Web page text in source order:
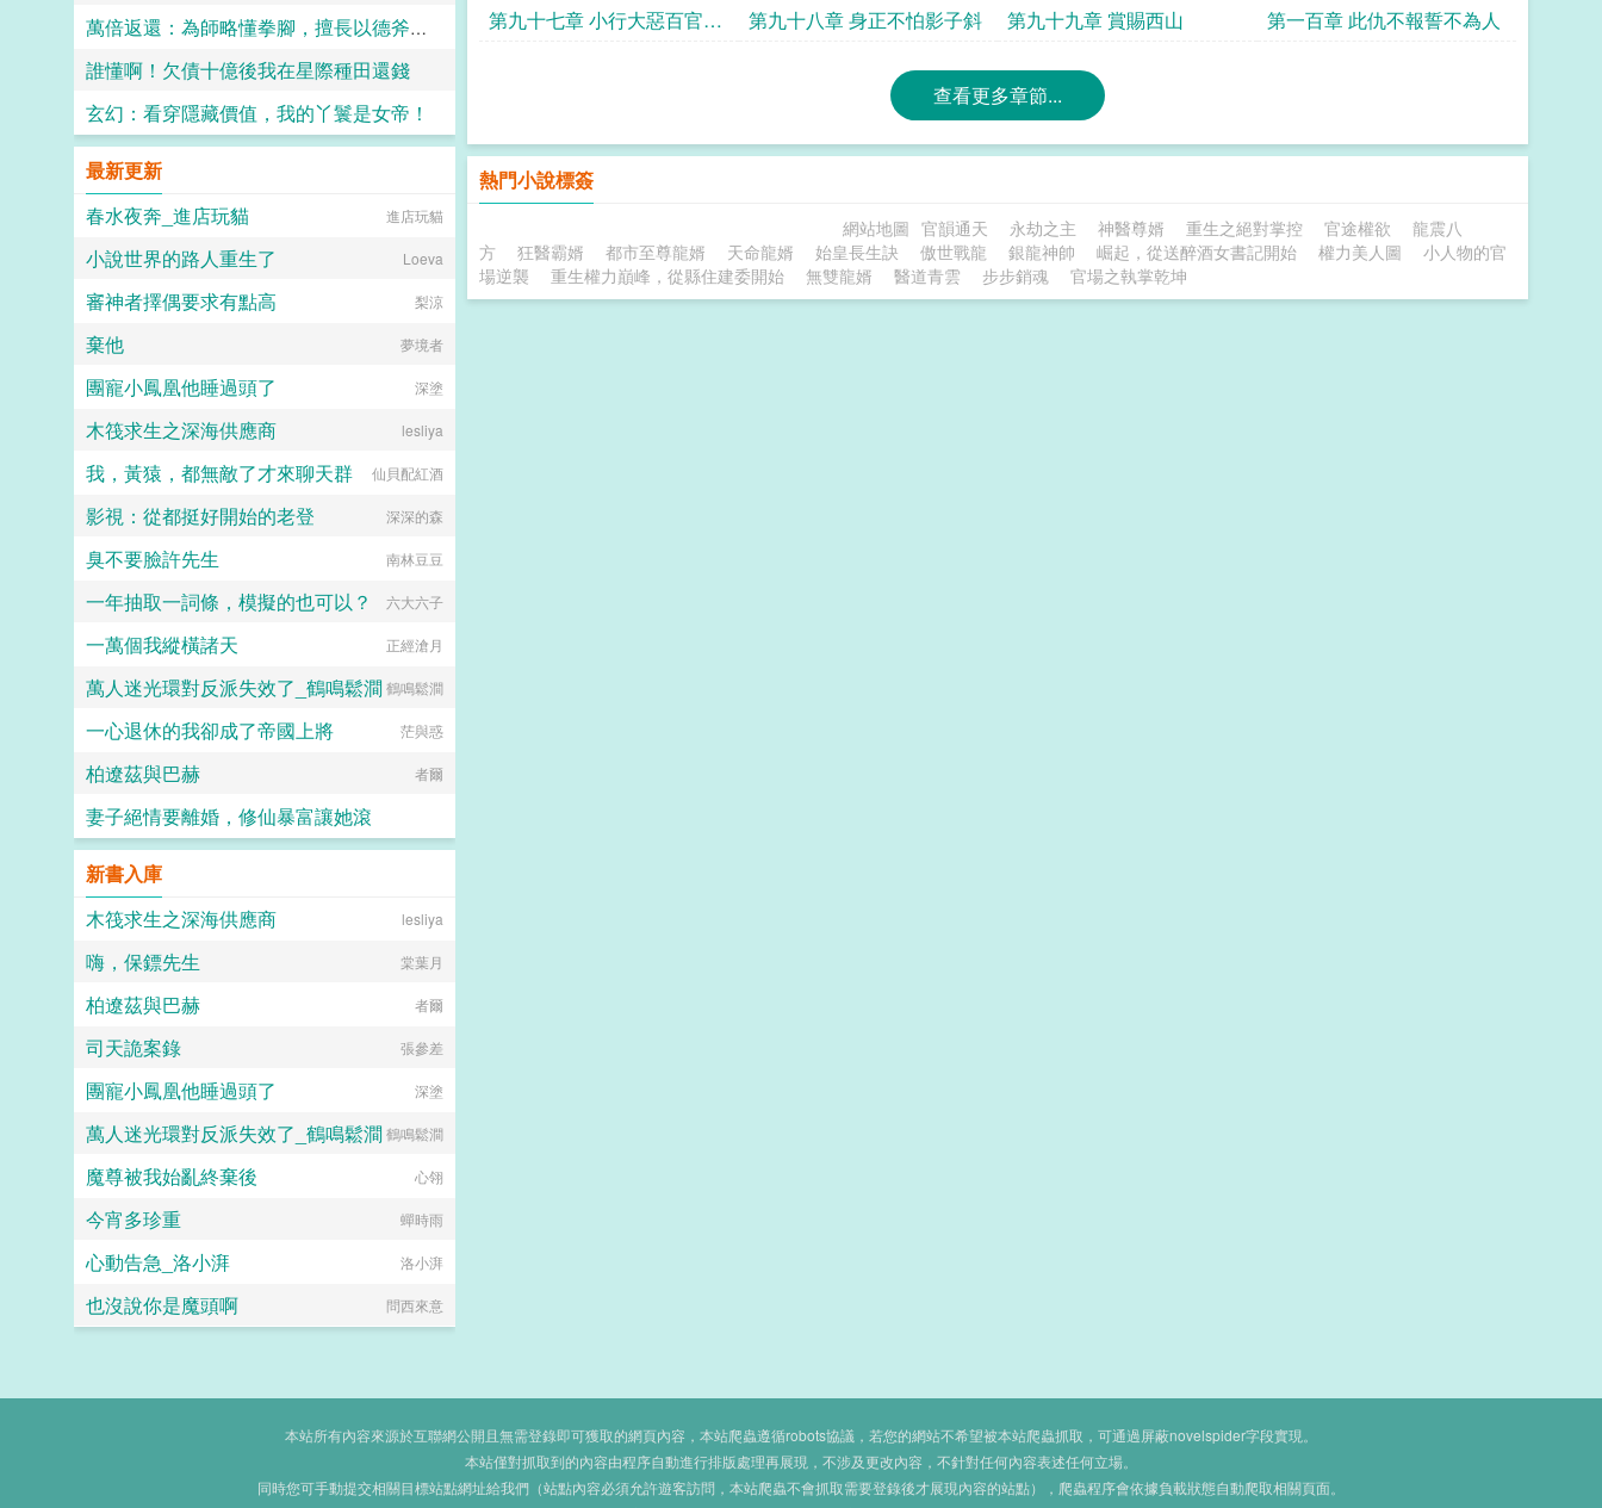
將
我
第九十七章 小行大惡百官彈
第九十八章 身正不怕影子斜 第九十九章 賞賜西山 第一百章 此仇不報誓不為人
查看更多章節...
熱門小說標簽
網站地圖 官韻通天 永劫之主 神醫尊婿 重生之絕對掌控 官途權欲
龍震八
方
狂醫霸婿 都市至尊龍婿 天命龍婿 始皇長生訣 傲世戰龍 銀龍神帥 崛起，從送醉酒女書記開始 權力美人圖
小人物的官
場逆襲
重生權力巔峰，從縣住建委開始 無雙龍婿 醫道青雲 步步銷魂 官場之執掌乾坤
萬倍返還：為師略懂拳腳，擅長以德斧人！
鹹鹹蛋君
誰懂啊！欠債十億後我在星際種田還錢
如畫裡
玄幻：看穿隱藏價值，我的丫鬟是女帝！
最新更新
春水夜奔_進店玩貓
進店玩貓
小說世界的路人重生了 Loeva
審神者擇偶要求有點高 梨涼
棄他 夢境者
團寵小鳳凰他睡過頭了 深塗
木筏求生之深海供應商 lesliya
我，黃猿，都無敵了才來聊天群 仙貝配紅酒
影視：從都挺好開始的老登 深深的森
臭不要臉許先生 南林豆豆
一年抽取一詞條，模擬的也可以？ 六大六子
一萬個我縱橫諸天 正經滄月
萬人迷光環對反派失效了_鶴鳴鬆澗 鶴鳴鬆澗
一心退休的我卻成了帝國上將 茫與惑
柏遼茲與巴赫 者爾
妻子絕情要離婚，修仙暴富讓她滾
新書入庫
木筏求生之深海供應商
lesliya
嗨，保鏢先生 棠葉月
柏遼茲與巴赫 者爾
司天詭案錄 張參差
團寵小鳳凰他睡過頭了 深塗
萬人迷光環對反派失效了_鶴鳴鬆澗 鶴鳴鬆澗
魔尊被我始亂終棄後 心翎
今宵多珍重 蟬時雨
心動告急_洛小湃 洛小湃
也沒說你是魔頭啊 問西來意
本站所有內容來源於互聯網公開且無需登錄即可獲取的網頁內容，本站爬蟲遵循robots協議，若您的網站不希望被本站爬蟲抓取，可通過屏蔽novelspider字段實現。
本站僅對抓取到的內容由程序自動進行排版處理再展現，不涉及更改內容，不針對任何內容表述任何立場。
同時您可手動提交相關目標站點網址給我們（站點內容必須允許遊客訪問，本站爬蟲不會抓取需要登錄後才展現內容的站點），爬蟲程序會依據負載狀態自動爬取相關頁面。